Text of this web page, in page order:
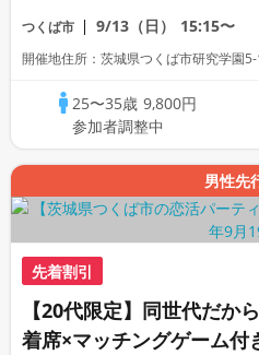
ーム付きマッチングコン
つくば市 9/13（日） 15:15〜
開催地住所：茨城県つくば市研究学園
25〜35歳 9,800円
参加者調整中
男性先
先着割引
【20代限定】同世代だか
着席×マッチングゲーム付